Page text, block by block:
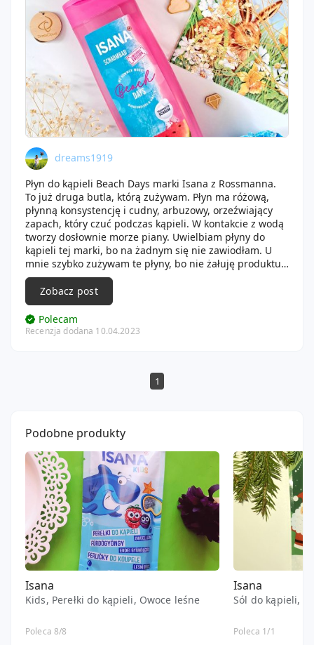
dreams1919
Płyn do kąpieli Beach Days marki Isana z Rossmanna.
To już druga butla, którą zużywam. Płyn ma różową,
płynną konsystencję i cudny, arbuzowy, orzeźwiający
zapach, który czuć podczas kąpieli. W kontakcie z wodą
tworzy dosłownie morze piany. Uwielbiam płyny do
kąpieli tej marki, bo na żadnym się nie zawiodłam. U
mnie szybko zużywam te płyny, bo nie żałuję produktu
na każdą kąpiel. Butla jest poręczna i ma cudną szatę
graficzną, która od razu kojarzy się z wakacjami i latem.
Polecam.
Zobacz post
Polecam
Recenzja dodana 10.04.2023
1
Podobne produkty
Isana
Kids, Perełki do kąpieli, Owoce leśne
Poleca 8/8
Isana
Sól do kąpieli,
Poleca 1/1